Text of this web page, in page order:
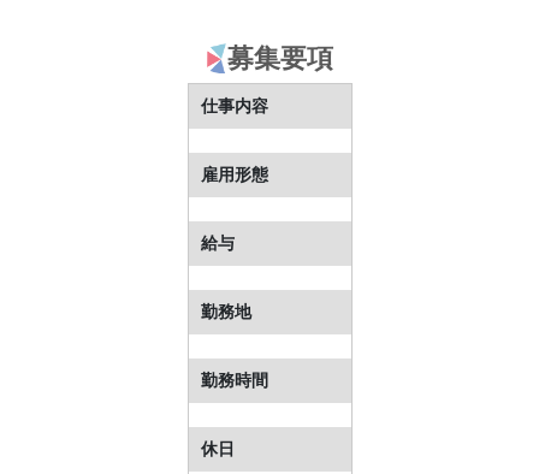
募集要項
仕事内容
雇用形態
給与
勤務地
勤務時間
休日